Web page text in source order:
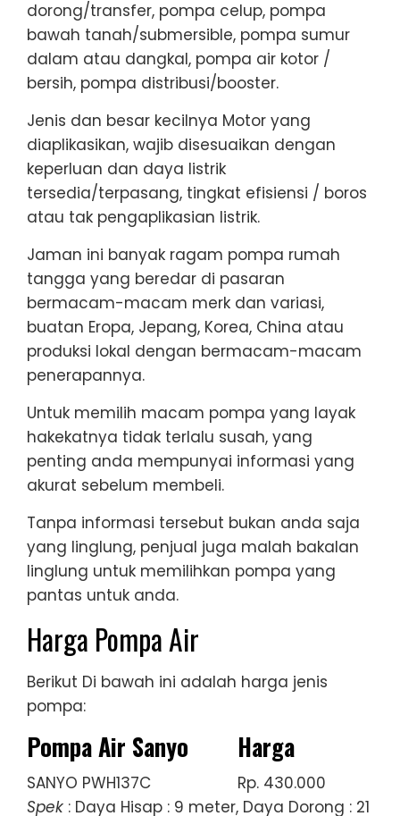
dorong/transfer, pompa celup, pompa
bawah tanah/submersible, pompa sumur
dalam atau dangkal, pompa air kotor /
bersih, pompa distribusi/booster.
Jenis dan besar kecilnya Motor yang
diaplikasikan, wajib disesuaikan dengan
keperluan dan daya listrik
tersedia/terpasang, tingkat efisiensi / boros
atau tak pengaplikasian listrik.
Jaman ini banyak ragam pompa rumah
tangga yang beredar di pasaran
bermacam-macam merk dan variasi,
buatan Eropa, Jepang, Korea, China atau
produksi lokal dengan bermacam-macam
penerapannya.
Untuk memilih macam pompa yang layak
hakekatnya tidak terlalu susah, yang
penting anda mempunyai informasi yang
akurat sebelum membeli.
Tanpa informasi tersebut bukan anda saja
yang linglung, penjual juga malah bakalan
linglung untuk memilihkan pompa yang
pantas untuk anda.
Harga Pompa Air
Berikut Di bawah ini adalah harga jenis
pompa:
Pompa Air Sanyo Harga
SANYO PWH137C
Rp. 430.000
Spek : Daya Hisap : 9 meter, Daya Dorong : 21